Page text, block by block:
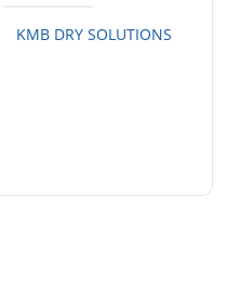
KMB DRY SOLUTIONS